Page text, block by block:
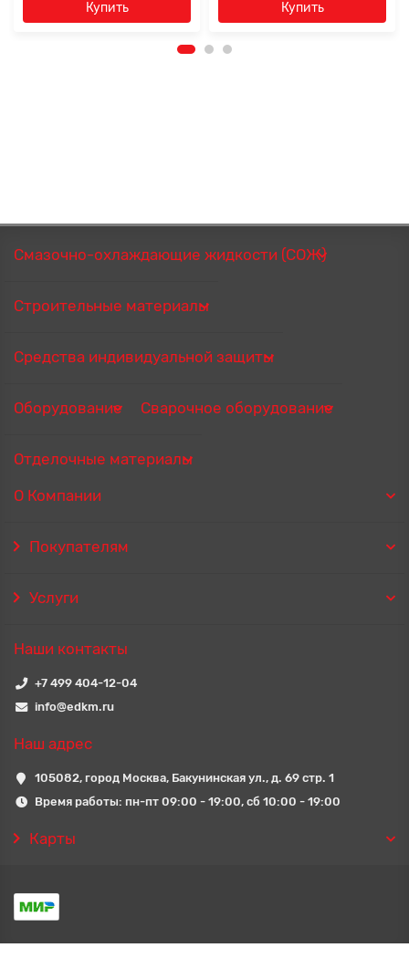
Купить Купить
Смазочно-охлаждающие жидкости (СОЖ)
Строительные материалы
Средства индивидуальной защиты
Оборудование Сварочное оборудование
Отделочные материалы
О Компании
Покупателям
Услуги
Наши контакты
+7 499 404-12-04
info@edkm.ru
Наш адрес
105082, город Москва, Бакунинская ул., д. 69 стр. 1
Время работы: пн-пт 09:00 - 19:00, сб 10:00 - 19:00
Карты